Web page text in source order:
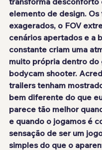
elemento de design.
exagerados, o FOV
cenários apertados e a
constante criam uma
muito própria dentro do
bodycam shooter.
trailers tenham
bem diferente do que
parece tão melhor
e quando o jogamos é
sensação de ser um
simples do que o